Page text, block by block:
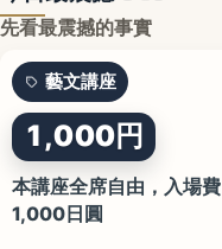
先看最震撼的事實
藝文講座
1,000円
本講座全席自由，入場費
1,000日圓